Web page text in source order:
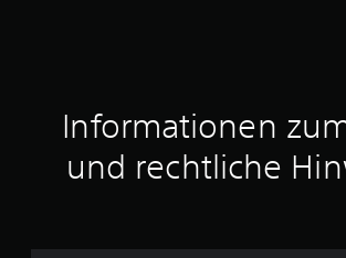
Informationen
und rechtliche